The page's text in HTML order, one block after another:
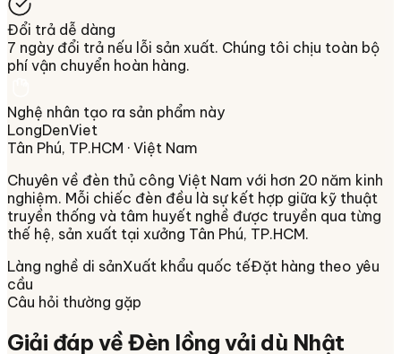
Đổi trả dễ dàng
7 ngày đổi trả nếu lỗi sản xuất. Chúng tôi chịu toàn bộ
phí vận chuyển hoàn hàng.
Nghệ nhân tạo ra sản phẩm này
LongDenViet
Tân Phú, TP.HCM · Việt Nam
Chuyên về đèn thủ công Việt Nam với hơn 20 năm kinh
nghiệm. Mỗi chiếc đèn đều là sự kết hợp giữa kỹ thuật
truyền thống và tâm huyết nghề được truyền qua từng
thế hệ, sản xuất tại xưởng Tân Phú, TP.HCM.
Làng nghề di sảnXuất khẩu quốc tếĐặt hàng theo yêu
cầu
Câu hỏi thường gặp
Giải đáp vềĐèn lồng vải dù Nhật